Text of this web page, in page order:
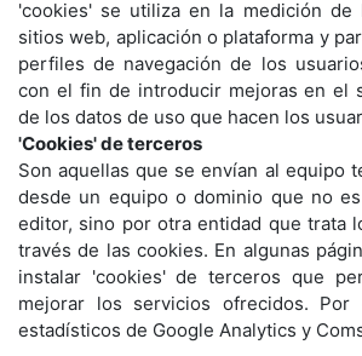
'cookies' se utiliza en la medición de
sitios web, aplicación o plataforma y
perfiles de navegación de los
con el fin de introducir mejoras en el
de los datos de uso que hacen los
'Cookies' de terceros
Son aquellas que se envían al equipo
desde un equipo o dominio que no
editor, sino por otra entidad que trata
través de las cookies. En algunas
instalar 'cookies' de terceros que
mejorar los servicios ofrecidos. Por
estadísticos de Google Analytics y